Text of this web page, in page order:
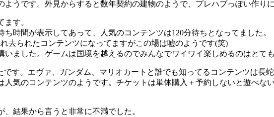
うです。外見からすると数年契約の建物のようで、プレハブっぽい作りに
す。
時間が表示してあって、人気のコンテンツは120分待ちとなってました。
去られたコンテンツになってますがこの場は嘘のようです(笑)
ました。ゲームは国境を越えるのでみんなでワイワイ楽しめるのはとても
す。エヴァ、ガンダム、マリオカートと誰でも知ってるコンテンツは長
人気のコンテンツのようです。チケットは単体購入＋予約しないと遊べな
結果から言うと非常に不満でした。